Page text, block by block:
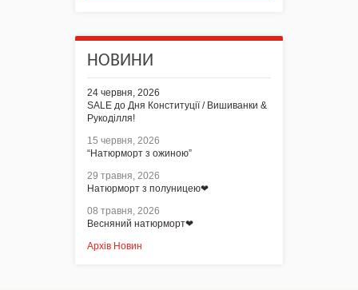
НОВИНИ
24 червня, 2026
SALE до Дня Конституції / Вишиванки &
Рукоділля!
15 червня, 2026
“Натюрморт з ожиною”
29 травня, 2026
Натюрморт з полуницею❤
08 травня, 2026
Весняний натюрморт❤
Архів Новин